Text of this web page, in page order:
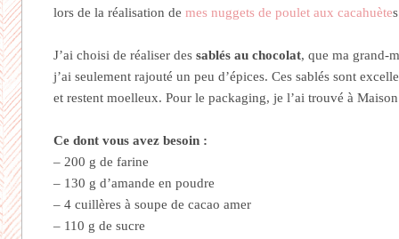
lors de la réalisation demes nuggets de poulet aux cacahuète
J’ai choisi de réaliser dessablés au chocolat, que ma grand-
j’ai seulement rajouté un peu d’épices. Ces sablés sont
et restent moelleux. Pour le packaging, je l’ai trouvé à
Ce dont vous avez besoin :
– 200 g de farine
– 130 g d’amande en poudre
– 4 cuillères à soupe de cacao amer
– 110 g de sucre